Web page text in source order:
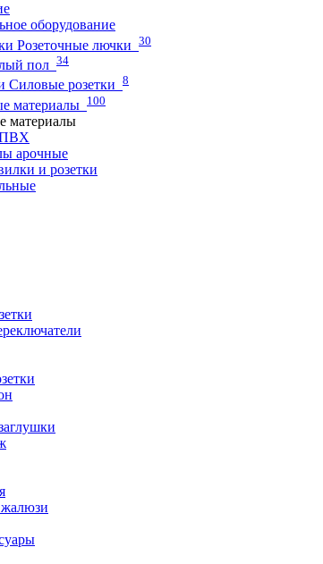
оборудование
Розеточные лючки 30
пол 34
Силовые розетки 8
материалы 100
материалы
ПВХ
арочные
и розетки